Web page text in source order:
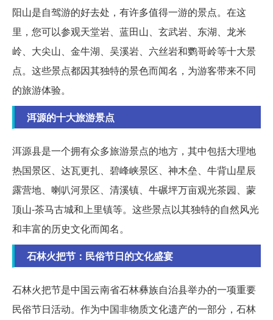
阳山是自驾游的好去处，有许多值得一游的景点。在这
里，您可以参观天堂岩、蓝田山、玄武岩、东湖、龙米
岭、大尖山、金牛湖、吴溪岩、六丝岩和鹦哥岭等十大景
点。这些景点都因其独特的景色而闻名，为游客带来不同
的旅游体验。
洱源的十大旅游景点
洱源县是一个拥有众多旅游景点的地方，其中包括大理地
热国景区、达瓦更扎、碧峰峡景区、神木垒、牛背山星辰
露营地、喇叭河景区、清溪镇、牛碾坪万亩观光茶园、蒙
顶山-茶马古城和上里镇等。这些景点以其独特的自然风光
和丰富的历史文化而闻名。
石林火把节：民俗节日的文化盛宴
石林火把节是中国云南省石林彝族自治县举办的一项重要
民俗节日活动。作为中国非物质文化遗产的一部分，石林